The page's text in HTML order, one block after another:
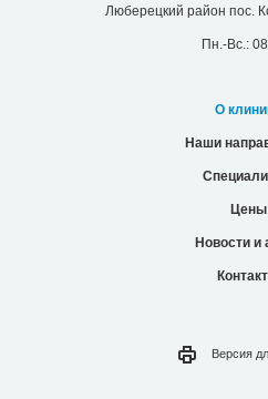
Люберецкий район пос.
Пн.-Вс.:
О
Наши
Цены
Новости и
Версия